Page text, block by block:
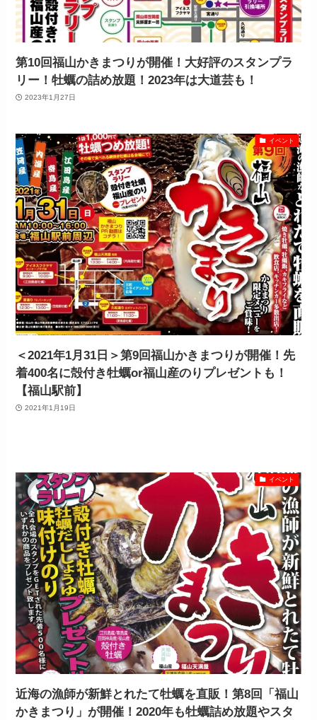
第10回福山かきまつりが開催！大好評のスタンプラ
リー！牡蠣の詰め放題！2023年は大道芸も！
2023年1月27日
イベント
＜2021年1月31日＞第9回福山かきまつりが開催！先
着400名に殻付き牡蠣or福山産のりプレゼントも！
【福山駅前】
2021年1月19日
イベント
近海の漁師が新鮮とれたて牡蠣を直販！第8回「福山
かきまつり」が開催！2020年も牡蠣詰め放題やスタ